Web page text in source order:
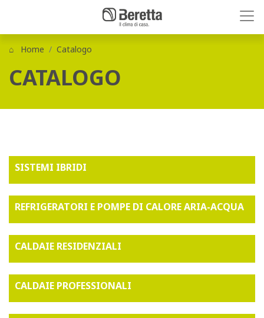
Home Catalogo
CATALOGO
SISTEMI IBRIDI
REFRIGERATORI E POMPE DI CALORE ARIA-ACQUA
CALDAIE RESIDENZIALI
CALDAIE PROFESSIONALI